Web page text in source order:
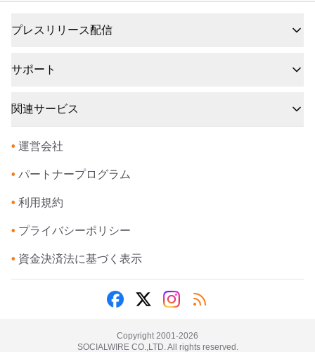
プレスリリース配信
サポート
関連サービス
• 運営会社
• パートナープログラム
• 利用規約
• プライバシーポリシー
• 資金決済法に基づく表示
Copyright 2001-2026
SOCIALWIRE CO.,LTD. All rights reserved.